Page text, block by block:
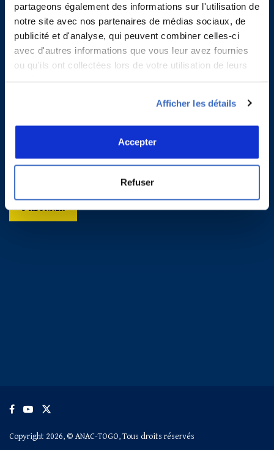
partageons également des informations sur l'utilisation de
notre site avec nos partenaires de médias sociaux, de
publicité et d'analyse, qui peuvent combiner celles-ci
avec d'autres informations que vous leur avez fournies
ou qu'ils ont collectées lors de votre utilisation de leurs
Afficher les détails
Accepter
Refuser
Agence Nationale de l’Aviation Civile du Togo
B.P. 2699, Lomé -TOGO
Tél :
Fax : +228 22260860
E-mail 1:
secretariat@anac-togo.tg
Courriel*
Copyright 2026, © ANAC-TOGO, Tous droits réservés